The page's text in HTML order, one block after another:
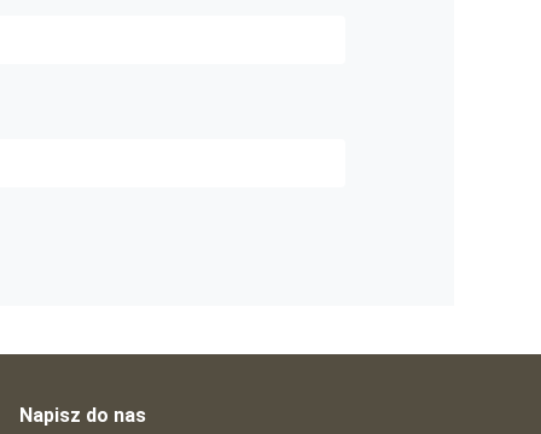
Napisz do nas